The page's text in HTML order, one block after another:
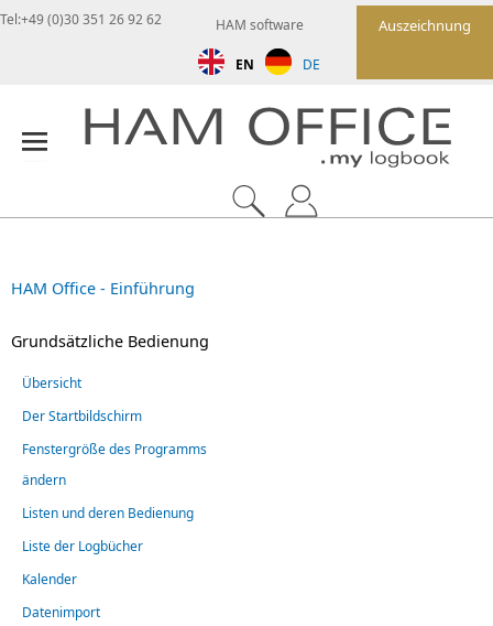
Auszeichnung
HAM software
EN DE
Tel:+49 (0)30 351 26 92 62
HAM Office - Einführung
Grundsätzliche Bedienung
Übersicht
Der Startbildschirm
Fenstergröße des Programms
ändern
Listen und deren Bedienung
Liste der Logbücher
Kalender
Datenimport